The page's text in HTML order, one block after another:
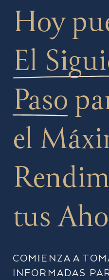
Hoy
El
Paso
el
tus
COMIENZA A
INFORMADAS